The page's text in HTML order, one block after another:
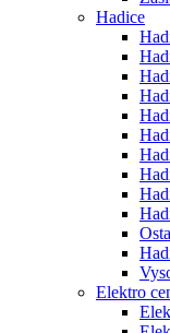
Hadice
Elektro